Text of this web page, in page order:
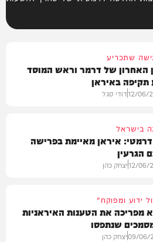
שתכריע
האחרון של דרמר וראש המוסד
תקיפה באיראן
12/06/דודי סגל
בישראל
דרמטי: איראן מאיימת בפרישה
הגרעין
12/06/יצחק כהן
ידוע ומפוקח"
מפריכה את הטענות האיראניות
שנתפסו
09/06/יצחק כהן